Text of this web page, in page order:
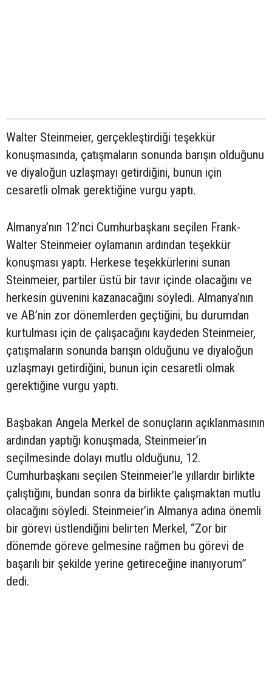
Walter Steinmeier, gerçekleştirdiği teşekkür
konuşmasında, çatışmaların sonunda barışın olduğunu
ve diyaloğun uzlaşmayı getirdiğini, bunun için
cesaretli olmak gerektiğine vurgu yaptı.
Almanya’nın 12’nci Cumhurbaşkanı seçilen Frank-
Walter Steinmeier oylamanın ardından teşekkür
konuşması yaptı. Herkese teşekkürlerini sunan
Steinmeier, partiler üstü bir tavır içinde olacağını ve
herkesin güvenini kazanacağını söyledi. Almanya’nın
ve AB’nin zor dönemlerden geçtiğini, bu durumdan
kurtulması için de çalışacağını kaydeden Steinmeier,
çatışmaların sonunda barışın olduğunu ve diyaloğun
uzlaşmayı getirdiğini, bunun için cesaretli olmak
gerektiğine vurgu yaptı.
Başbakan Angela Merkel de sonuçların açıklanmasının
ardından yaptığı konuşmada, Steinmeier’in
seçilmesinde dolayı mutlu olduğunu, 12.
Cumhurbaşkanı seçilen Steinmeier’le yıllardır birlikte
çalıştığını, bundan sonra da birlikte çalışmaktan mutlu
olacağını söyledi. Steinmeier’in Almanya adına önemli
bir görevi üstlendiğini belirten Merkel, “Zor bir
dönemde göreve gelmesine rağmen bu görevi de
başarılı bir şekilde yerine getireceğine inanıyorum”
dedi.